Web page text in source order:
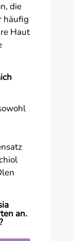
die
häufig
Haut
an.